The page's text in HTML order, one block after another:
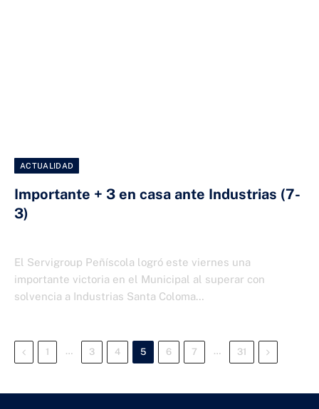
ACTUALIDAD
Importante + 3 en casa ante Industrias (7-
3)
El Servigroup Peñíscola logró este viernes una
importante victoria en el Municipal al superar con
solvencia a Industrias Santa Coloma…
Previous
1 … 3 4 5 6 7 … 31 Next